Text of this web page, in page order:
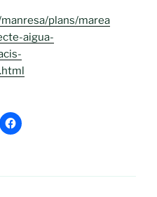
plans/marea
aigua-